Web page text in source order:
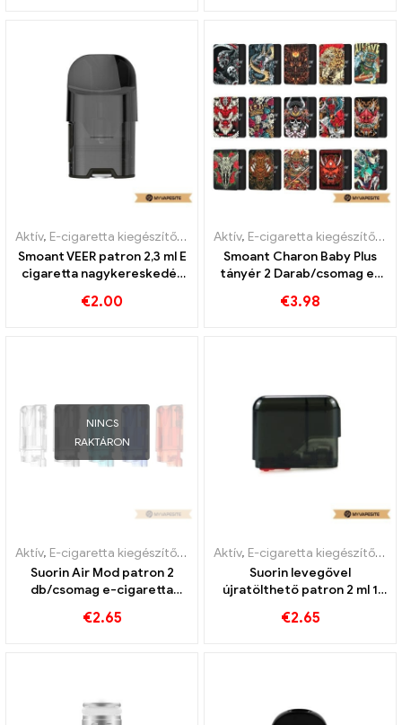
Aktív, E-cigaretta kiegészítők ,
Párologtató
Smoant VEER patron 2,3 ml E
cigaretta nagykereskedés
€2.00
Aktív, E-cigaretta kiegészítők ,
Smoant Charon Baby Plus
tányér 2 Darab/csomag e-
丨Egyedi
€3.98
NINCS
RAKTÁRON
Aktív, E-cigaretta kiegészítők , Mod,Párologtató
Suorin Air Mod patron 2
db/csomag e-cigaretta
€2.65
Aktív, E-cigaretta kiegészítők ,
Suorin levegővel
újratölthető patron 2 ml 1
nagykereskedés丨Egyedi
€2.65